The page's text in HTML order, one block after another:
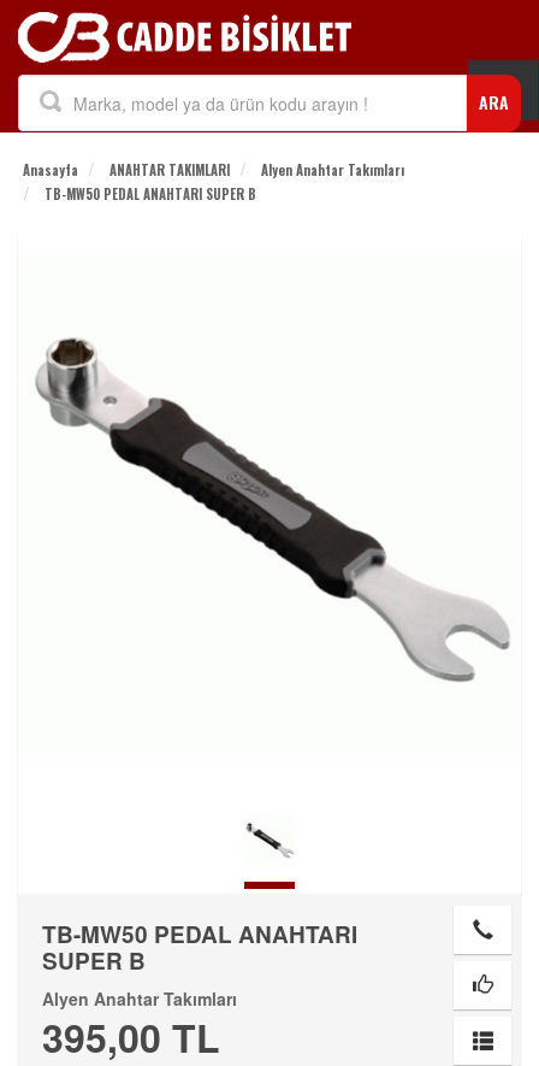
ARA
Anasayfa ANAHTAR TAKIMLARI
Alyen Anahtar Takımları
TB-MW50 PEDAL ANAHTARI SUPER B
TB-MW50 PEDAL ANAHTARI
SUPER B
Alyen Anahtar Takımları
395,00 TL